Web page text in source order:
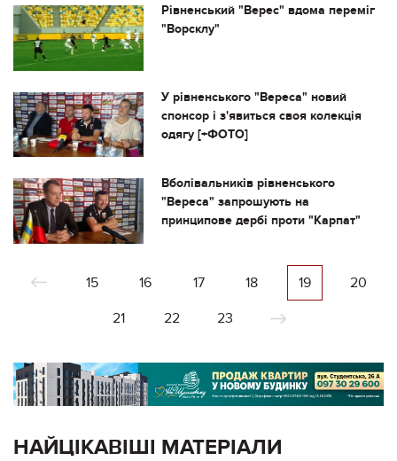
Рівненський "Верес" вдома переміг
"Ворсклу"
У рівненського "Вереса" новий
спонсор і з'явиться своя колекція
одягу [+ФОТО]
Вболівальників рівненського
"Вереса" запрошують на
принципове дербі проти "Карпат"
15 16 17 18 19
20
21
22 23
НАЙЦІКАВІШІ МАТЕРІАЛИ